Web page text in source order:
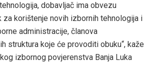
dobavljač ima obvezu
za korištenje novih izbornih tehnologija i
administracije, članova
struktura koje će provoditi obuku“, kaže
izbornog povjerenstva Banja Luka